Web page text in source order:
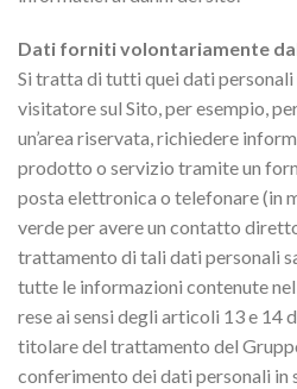
Dati forniti volontariamente
Si tratta di tutti quei dati
visitatore sul Sito, per esempio,
un’area riservata, richiedere
prodotto o servizio tramite un
posta elettronica o telefonare (in
verde per avere un contatto
trattamento di tali dati personali
tutte le informazioni contenute
rese ai sensi degli articoli 13 e 14
titolare del trattamento del
conferimento dei dati personali in